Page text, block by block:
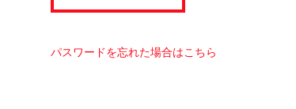
パスワードを忘れた場合はこちら